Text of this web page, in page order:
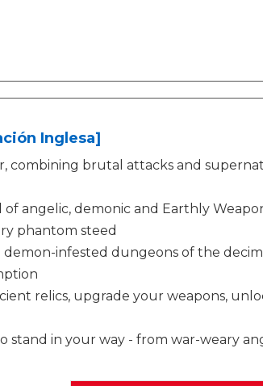
Inglesa]
combining brutal attacks and
angelic, demonic and Earthly
phantom steed
infested dungeons of the
relics, upgrade your weapons,
stand in your way - from war-weary